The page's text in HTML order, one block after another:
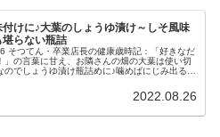
けに♪大葉のしょうゆ漬け～しそ風味
堪らない瓶詰
そつてん・卒業店長の健康歳時記：「好きなだ
」の言葉に甘え、お隣さんの畑の大葉は使い切
のでしょうゆ漬け瓶詰めに♪噛めばにじみ出るし
2022.08.26